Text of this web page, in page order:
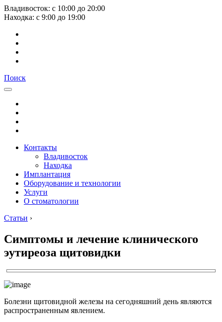
Владивосток: с 10:00 до 20:00
Находка: с 9:00 до 19:00
Поиск
Контакты
Владивосток
Находка
Имплантация
Оборудование и технологии
Услуги
О стоматологии
Статьи ›
Симптомы и лечение клинического
эутиреоза щитовидки
Болезни щитовидной железы на сегодняшний день являются
распространенным явлением.